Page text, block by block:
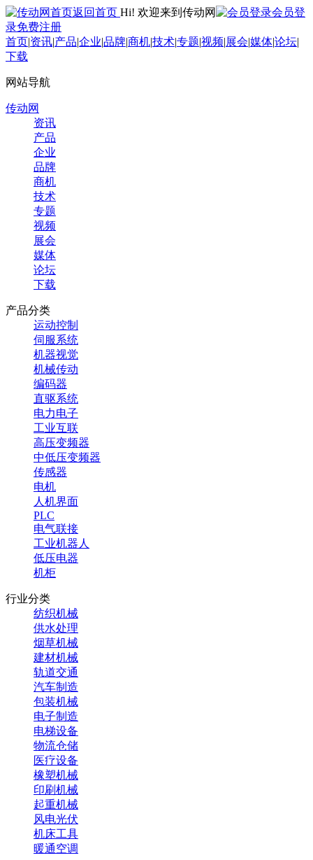
返回首页 Hi! 欢迎来到传动网
会员登
录免费注册
首页|资讯|产品|企业|品牌|商机|技术|专题|视频|展会|媒体|论坛|
下载
网站导航
传动网
资讯
产品
企业
品牌
商机
技术
专题
视频
展会
媒体
论坛
下载
产品分类
运动控制
伺服系统
机器视觉
机械传动
编码器
直驱系统
电力电子
工业互联
高压变频器
中低压变频器
传感器
电机
人机界面
PLC
电气联接
工业机器人
低压电器
机柜
行业分类
纺织机械
供水处理
烟草机械
建材机械
轨道交通
汽车制造
包装机械
电子制造
电梯设备
物流仓储
医疗设备
橡塑机械
印刷机械
起重机械
风电光伏
机床工具
暖通空调